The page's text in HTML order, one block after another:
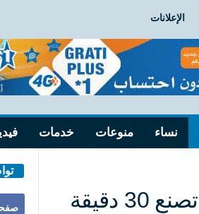
الإعلانات
نساء منوعات خدمات
المشي وتجديد شباب الدماغ: كيف تصنع 30 دقيقة